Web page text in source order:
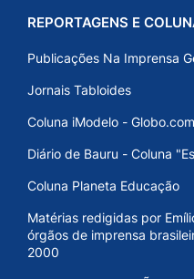
REPORTAGENS E
Publicações Na Imprensa
Jornais Tabloides
Coluna iModelo - Globo.com
Diário de Bauru - Coluna
Coluna Planeta Educação
Matérias redigidas por
órgãos de imprensa
2000